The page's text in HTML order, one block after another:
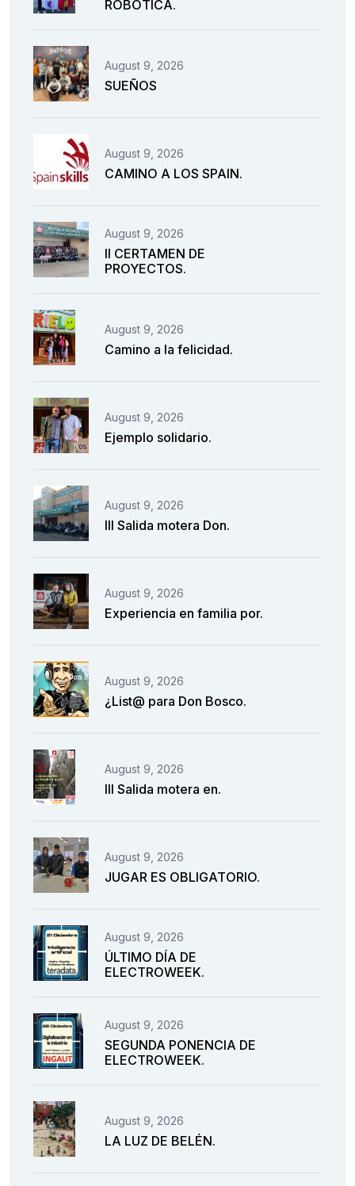
ROBÓTICA.
August 9, 2026
SUEÑOS
August 9, 2026
CAMINO A LOS SPAIN.
August 9, 2026
II CERTAMEN DE
PROYECTOS.
August 9, 2026
Camino a la felicidad.
August 9, 2026
Ejemplo solidario.
August 9, 2026
III Salida motera Don.
August 9, 2026
Experiencia en familia por.
August 9, 2026
¿List@ para Don Bosco.
August 9, 2026
III Salida motera en.
August 9, 2026
JUGAR ES OBLIGATORIO.
August 9, 2026
ÚLTIMO DÍA DE
ELECTROWEEK.
August 9, 2026
SEGUNDA PONENCIA DE
ELECTROWEEK.
August 9, 2026
LA LUZ DE BELÉN.